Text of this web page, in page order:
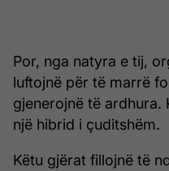
Por, nga natyra e tij,
luftojnë për të marrë
gjenerojnë të ardhura.
një hibrid i çuditshëm.
Këtu gjërat fillojnë të